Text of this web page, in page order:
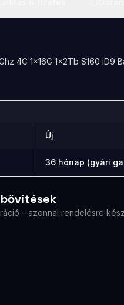
4C 1x16G 1x2Tb S160 iD9
Új
36 hónap (gyári
– azonnal rendelésre kész